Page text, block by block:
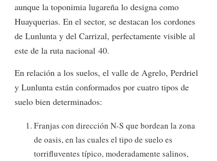
aunque la toponimia lugareña lo designa como
Huayquerias. En el sector, se destacan los cordones
de Lunlunta y del Carrizal, perfectamente visible al
este de la ruta nacional 40.
En relación a los suelos, el valle de Agrelo, Perdriel
y Lunlunta están conformados por cuatro tipos de
suelo bien determinados:
Franjas con dirección N-S que bordean la zona
de oasis, en las cuales el tipo de suelo es
torrifluventes típico, moderadamente salinos,